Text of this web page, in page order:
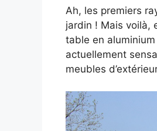
Ah, les premiers
jardin ! Mais voilà,
table en
actuellement
meubles